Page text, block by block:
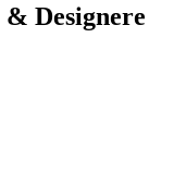
Designere